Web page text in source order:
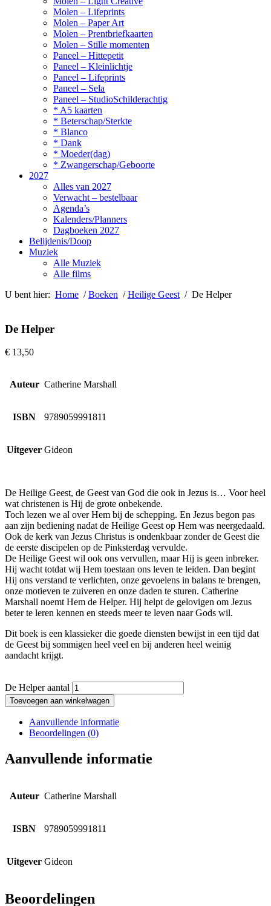
Molen – Lifeprints
Molen – Paper Art
Molen – Prentbriefkaarten
Molen – Stille momenten
Paneel – Hittepetit
Paneel – Kleinlichtje
Paneel – Lifeprints
Paneel – Sela
Paneel – StudioSchilderachtig
* A5 kaarten
* Beterschap/Sterkte
* Blanco
* Dank
* Moeder(dag)
* Zwangerschap/Geboorte
2027
Alles van 2027
Verwacht – bestelbaar
Agenda’s
Kalenders/Planners
Dagboeken 2027
Belijdenis/Doop
Muziek
Alle Muziek
Alle films
U bent hier: Home /Boeken /Heilige Geest / De Helper
De Helper
€ 13,50
Auteur Catherine Marshall
ISBN 9789059991811
Uitgever Gideon
De Heilige Geest, de Geest van God die ook in Jezus is… Voor heel
wat christenen is Hij de grote onbekende.
Toch lezen we al over Hem bij de schepping. En Jezus begon pas
aan zijn bediening nadat de Heilige Geest op Hem was neergedaald.
Ook de kerk van Jezus Christus is ondenkbaar zonder de Geest die
de eerste discipelen op de Pinksterdag vervulde.
De Heilige Geest wil ook ons vervullen, maar Hij is geen inbreker.
Hij wacht totdat wij Hem toestaan ons leven te leiden. Dan begint
Hij ons verstand te verlichten, onze gevoelens in balans te brengen,
onze motieven te zuiveren en onze daden te sturen. Catherine
Marshall noemt Hem de Helper. Hij helpt de gelovigen om Jezus
beter te leren kennen en steeds meer te leven naar Gods wil.
Dit boek is een klassieker die goede diensten bewijst in een tijd dat
de Geest bij sommigen heel veel en bij anderen heel weinig
aandacht krijgt.
De Helper aantal
Toevoegen aan winkelwagen
Aanvullende informatie
Beoordelingen (0)
Aanvullende informatie
Auteur Catherine Marshall
ISBN 9789059991811
Uitgever Gideon
Beoordelingen